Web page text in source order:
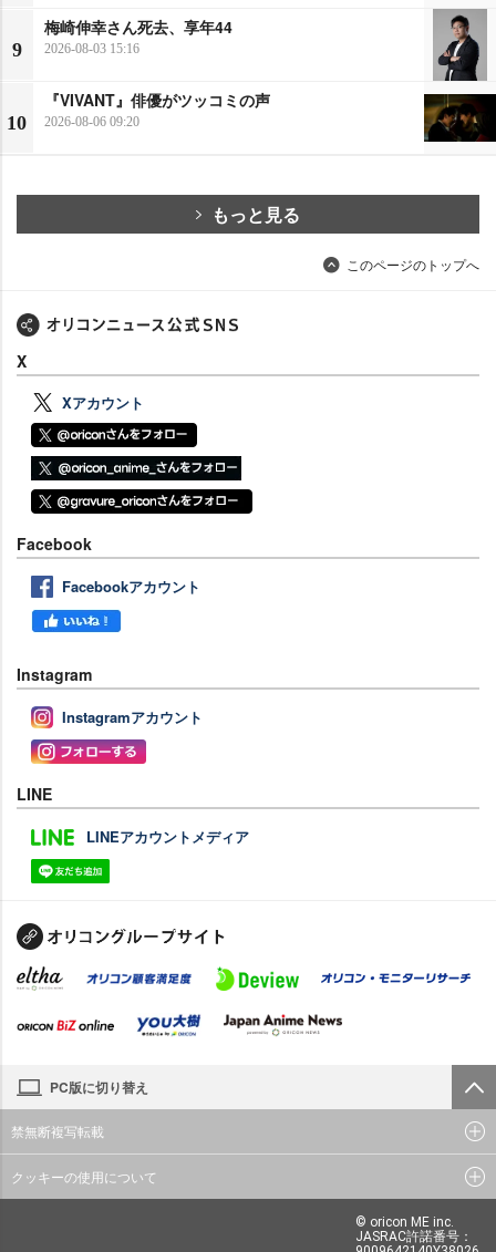
9
梅崎伸幸さん死去、享年44
2026-08-03 15:16
10
『VIVANT』俳優がツッコミの声
2026-08-06 09:20
もっと見る
このページのトップへ
X
Xアカウント
Facebook
Facebookアカウント
Instagram
Instagramアカウント
LINE
LINEアカウントメディア
PC版に切り替え
禁無断複写転載
クッキーの使用について
© oricon ME inc.
JASRAC許諾番号：